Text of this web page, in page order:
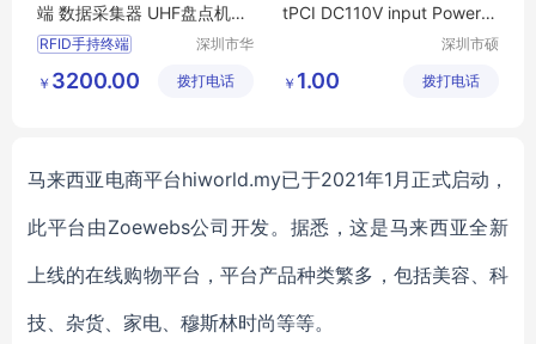
端 数据采集器 UHF盘点机HX
U-A100
RFID手持终端
RFID盘点机
深圳市华
技有限公
￥ 3200.00 拨打电话
tPCI DC110V input Power S
深圳市硕
限公司
￥ 1.00 拨打电话
马来西亚 电商平台hiworld.my已于2021年1月 正式启动，
此平台 由Zoewebs公司开发。 据悉，这是马来西亚全新
上线的在线购物平台， 平台产品种类繁多，包括美容、科
技、杂货、 家电、 穆斯林时尚等等。